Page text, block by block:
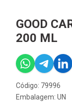
GOOD
200 ML
Código: 79996
Embalagem: UN